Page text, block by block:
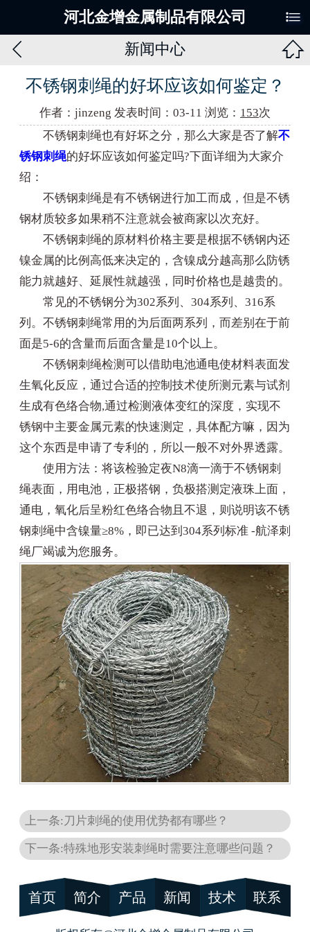
河北金增金属制品有限公司 
 新闻中心 
不锈钢刺绳的好坏应该如何鉴定？
作者：jinzeng 发表时间：03-11 浏览： 153次
不锈钢刺绳也有好坏之分，那么大家是否了解不
锈钢刺绳的好坏应该如何鉴定吗?下面详细为大家介
绍：
不锈钢刺绳是有不锈钢进行加工而成，但是不锈
钢材质较多如果稍不注意就会被商家以次充好。
不锈钢刺绳的原材料价格主要是根据不锈钢内还
镍金属的比例高低来决定的，含镍成分越高那么防锈
能力就越好、延展性就越强，同时价格也是越贵的。
常见的不锈钢分为302系列、304系列、316系
列。不锈钢刺绳常用的为后面两系列，而差别在于前
面是5-6的含量而后面含量是10个以上。
不锈钢刺绳检测可以借助电池通电使材料表面发
生氧化反应，通过合适的控制技术使所测元素与试剂
生成有色络合物,通过检测液体变红的深度，实现不
锈钢中主要金属元素的快速测定，具体配方嘛，因为
这个东西是申请了专利的，所以一般不对外界透露。
使用方法：将该检验定夜N8滴一滴于不锈钢刺
绳表面，用电池，正极搭钢，负极搭测定液珠上面，
通电，氧化后呈粉红色络合物且不退，则说明该不锈
钢刺绳中含镍量≥8%，即已达到304系列标准 -航泽刺
绳厂竭诚为您服务。
上一条:刀片刺绳的使用优势都有哪些？
下一条:特殊地形安装刺绳时需要注意哪些问题？
首页 简介 产品 新闻 技术 联系